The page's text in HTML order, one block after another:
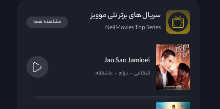
سریال های برتر نلی موویز
NeliMovies Top Series
مشاهده همه
Jao Sao Jamloei
انتقامی درام عاشقانه